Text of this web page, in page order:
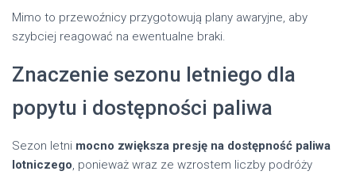
Mimo to przewoźnicy przygotowują plany awaryjne, aby
szybciej reagować na ewentualne braki.
Znaczenie sezonu letniego dla
popytu i dostępności paliwa
Sezon letni mocno zwiększa presję na dostępność paliwa
lotniczego, ponieważ wraz ze wzrostem liczby podróży